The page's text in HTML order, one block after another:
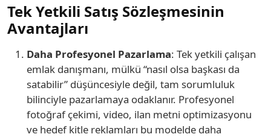
Tek Yetkili Satış Sözleşmesinin
Avantajları
Daha Profesyonel Pazarlama: Tek yetkili çalışan
emlak danışmanı, mülkü “nasıl olsa başkası da
satabilir” düşüncesiyle değil, tam sorumluluk
bilinciyle pazarlamaya odaklanır. Profesyonel
fotoğraf çekimi, video, ilan metni optimizasyonu
ve hedef kitle reklamları bu modelde daha